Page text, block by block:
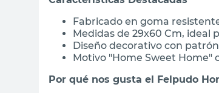
Fabricado en goma
Medidas de 29x60 Cm, ideal
Diseño decorativo con
Motivo "Home Sweet Home"
Por qué nos gusta el Felpudo